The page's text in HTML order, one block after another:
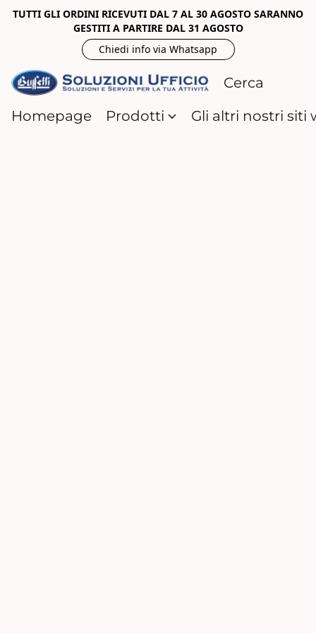
TUTTI GLI ORDINI RICEVUTI DAL 7 AL 30 AGOSTO SARANNO
GESTITI A PARTIRE DAL 31 AGOSTO
Chiedi info via Whatsapp
Homepage Prodotti Gli altri nostri siti